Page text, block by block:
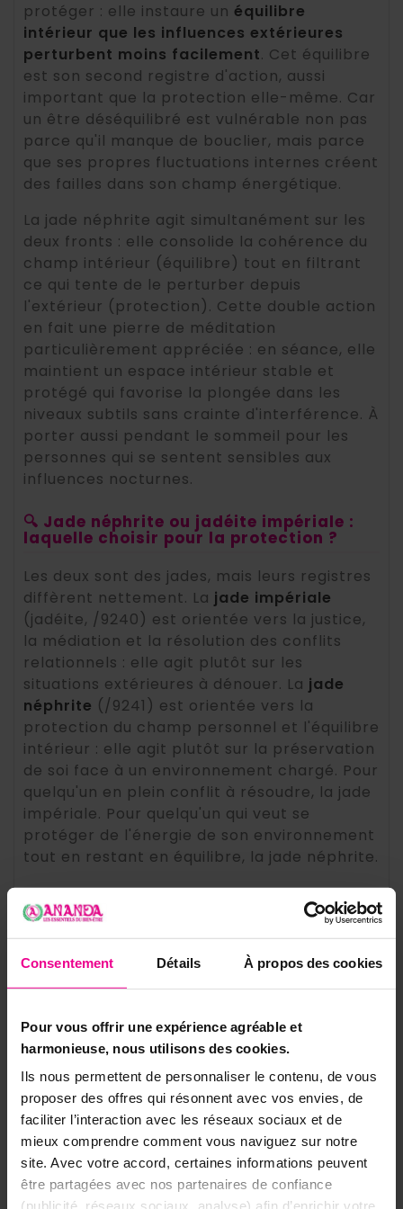
Consentement Détails À propos des cookies
Pour vous offrir une expérience agréable et
harmonieuse, nous utilisons des cookies.
Ils nous permettent de personnaliser le contenu, de vous
proposer des offres qui résonnent avec vos envies, de
faciliter l’interaction avec les réseaux sociaux et de
mieux comprendre comment vous naviguez sur notre
site. Avec votre accord, certaines informations peuvent
être partagées avec nos partenaires de confiance
(publicité, réseaux sociaux, analyse) afin d’enrichir votre
protéger : elle instaure un équilibre
intérieur que les influences extérieures
perturbent moins facilement. Cet équilibre
est son second registre d'action, aussi
important que la protection elle-même. Car
un être déséquilibré est vulnérable non pas
parce qu'il manque de bouclier, mais parce
que ses propres fluctuations internes créent
des failles dans son champ énergétique.
La jade néphrite agit simultanément sur les
deux fronts : elle consolide la cohérence du
champ intérieur (équilibre) tout en filtrant
ce qui tente de le perturber depuis
l'extérieur (protection). Cette double action
en fait une pierre de méditation
particulièrement appréciée : en séance, elle
maintient un espace intérieur stable et
protégé qui favorise la plongée dans les
niveaux subtils sans crainte d'interférence. À
porter aussi pendant le sommeil pour les
personnes qui se sentent sensibles aux
influences nocturnes.
🔍 Jade néphrite ou jadéite impériale :
laquelle choisir pour la protection ?
Les deux sont des jades, mais leurs registres
diffèrent nettement. La jade impériale
(jadéite, /9240) est orientée vers la justice,
la médiation et la résolution des conflits
relationnels : elle agit plutôt sur les
situations extérieures à dénouer. La jade
néphrite (/9241) est orientée vers la
protection du champ personnel et l'équilibre
intérieur : elle agit plutôt sur la préservation
de soi face à un environnement chargé. Pour
quelqu'un en plein conflit à résoudre, la jade
impériale. Pour quelqu'un qui veut se
protéger de l'énergie de son environnement
tout en restant en équilibre, la jade néphrite.
📋 Caractéristiques du bracelet jade
néphrite 8mm
Pierre Jade néphrite
Apaisement · Méditation
Chakras
Muladhara (racine) ·
Anahata (coeur)
Poids
17 grammes
Format
Perles 8mm · Élastique ·
Taille unique